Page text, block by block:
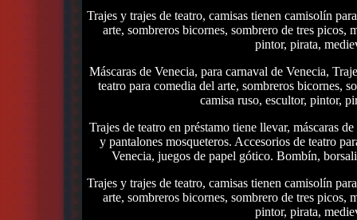
Trajes y trajes de teatro, camisas tienen camisolín
arte, sombreros bicornes, sombrero de tres picos,
pintor, pirata,
Máscaras de Venecia, para carnaval de Venecia,
teatro para comedia del arte, sombreros bicornes,
camisa ruso, escultor, pintor,
Trajes de teatro en préstamo tiene llevar, máscaras
y pantalones mosqueteros. Accesorios de teatro
Venecia, juegos de papel gótico. Bombín,
Trajes y trajes de teatro, camisas tienen camisolín
arte, sombreros bicornes, sombrero de tres picos,
pintor, pirata,